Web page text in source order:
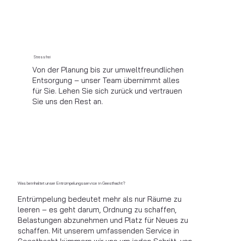
Stressfrei
Von der Planung bis zur umweltfreundlichen
Entsorgung – unser Team übernimmt alles
für Sie. Lehen Sie sich zurück und vertrauen
Sie uns den Rest an.
Was beinhaltet unser Entrümpelungsservice in Geesthacht?
Entrümpelung bedeutet mehr als nur Räume zu
leeren – es geht darum, Ordnung zu schaffen,
Belastungen abzunehmen und Platz für Neues zu
schaffen. Mit unserem umfassenden Service in